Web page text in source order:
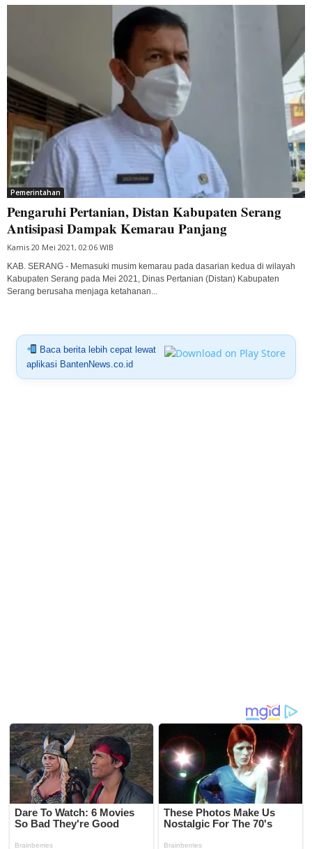
Pemerintahan
Pengaruhi Pertanian, Distan Kabupaten Serang
Antisipasi Dampak Kemarau Panjang
Kamis 20 Mei 2021, 02:06 WIB
KAB. SERANG - Memasuki musim kemarau pada dasarian kedua di wilayah
Kabupaten Serang pada Mei 2021, Dinas Pertanian (Distan) Kabupaten
Serang berusaha menjaga ketahanan...
Baca berita lebih cepat lewat
aplikasi BantenNews.co.id